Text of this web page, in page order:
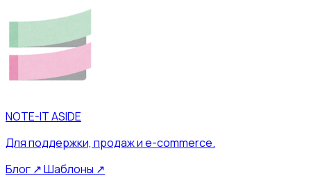
NOTE-IT ASIDE
Для поддержки, продаж и e-commerce.
Блог ↗Шаблоны ↗